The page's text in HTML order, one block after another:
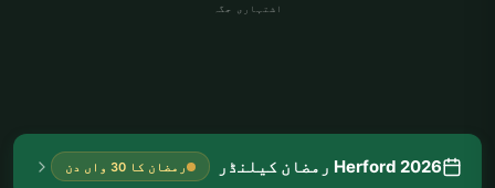
اشتہاری جگہ
Herford 2026 رمضان کیلنڈر رمضان کا 30 واں دن